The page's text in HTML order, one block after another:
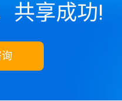
共享成功!